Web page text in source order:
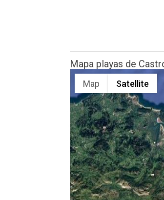
Mapa playas de
Map Satellite